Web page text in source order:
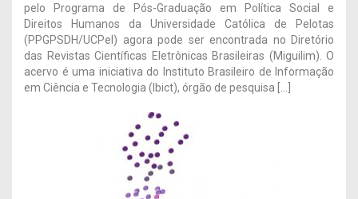
pelo Programa de Pós-Graduação em Política Social e
Direitos Humanos da Universidade Católica de Pelotas
(PPGPSDH/UCPel) agora pode ser encontrada no Diretório
das Revistas Científicas Eletrônicas Brasileiras (Miguilim). O
acervo é uma iniciativa do Instituto Brasileiro de Informação
em Ciência e Tecnologia (Ibict), órgão de pesquisa […]